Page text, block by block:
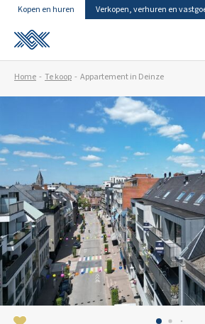
Kopen en huren Verkopen, verhuren en
Home Te koop Appartement in Deinze